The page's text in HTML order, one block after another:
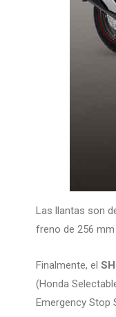
Las llantas son
freno de 256 mm
Finalmente, el
(Honda
Emergency Stop